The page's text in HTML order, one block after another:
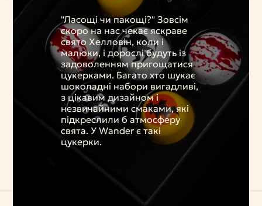
"Ласощі чи пакощі?" Зовсім
скоро на нас чекає яскраве
свято Хелловін, коли і
малюки, і дорослі будуть із
задоволенням пригощатися
цукерками. Багато хто шукає
шоколадні набори вигадливі,
з цікавим дизайном і
незвичайними смаками, які
підкреслили б атмосферу
свята. У Wander є такі
цукерки.